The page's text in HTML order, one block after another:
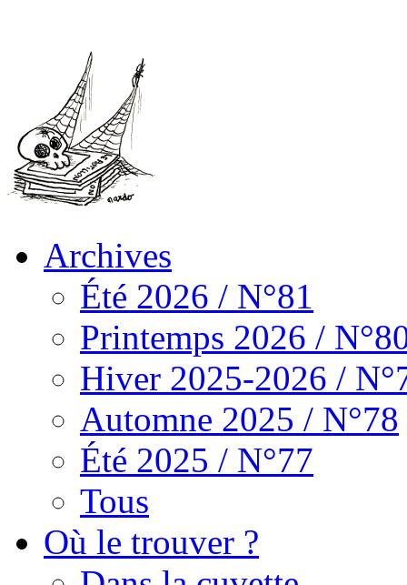
Archives
Été 2026 / N°81
Printemps 2026 /
Hiver 2025-2026 /
Automne 2025 / N°78
Été 2025 / N°77
Tous
Où le trouver ?